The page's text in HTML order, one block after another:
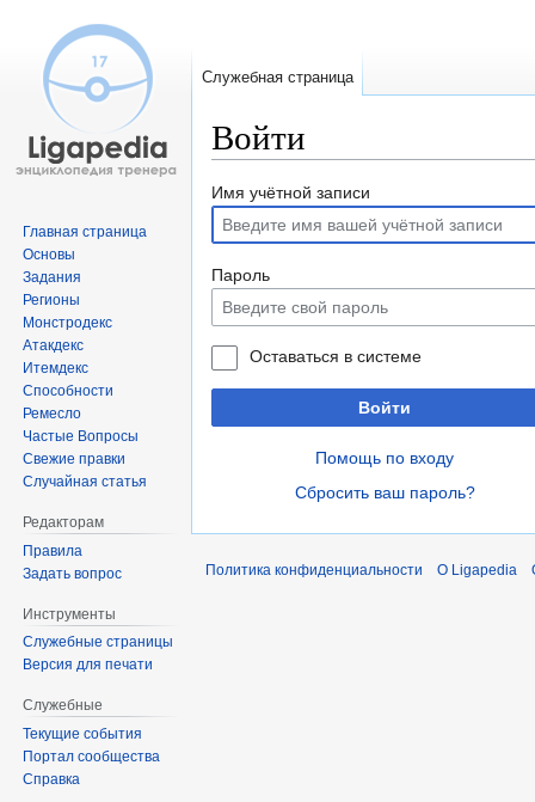
Войти
Перейти
навигации
Перейти
поиску
Имя учётной записи
Пароль
Оставаться в системе
Войти
Помощь по входу
Сбросить ваш пароль?
Служебная страница
Главная страница
Основы
Задания
Регионы
Монстродекс
Атакдекс
Итемдекс
Способности
Ремесло
Частые Вопросы
Свежие правки
Случайная статья
Редакторам
Правила
Задать вопрос
Инструменты
Служебные страницы
Версия для печати
Служебные
Текущие события
Портал сообщества
Справка
Политика конфиденциальности О Ligapedia